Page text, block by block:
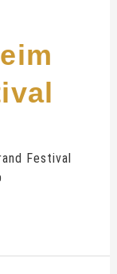
Festival